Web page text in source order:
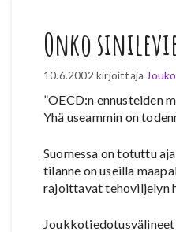
Onko
10.6.2002 kirjoittaja
”OECD:n ennusteiden
Yhä useammin on
Suomessa on totuttu
tilanne on useilla
rajoittavat tehoviljelyn